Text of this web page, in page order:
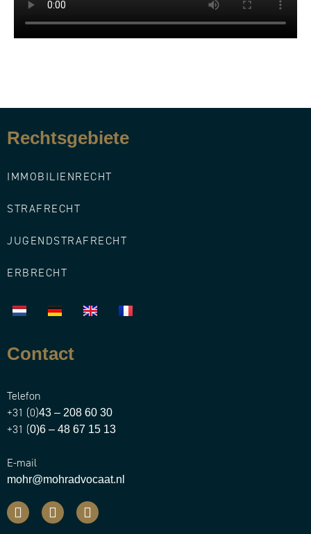
Rechtsgebiete​
IMMOBILIENRECHT
STRAFRECHT
JUGENDSTRAFRECHT
ERBRECHT
Contact
Telefon
+31 (0)43 – 208 60 30
+31 (0)6 – 48 67 15 13
E-mail
mohr@mohradvocaat.nl